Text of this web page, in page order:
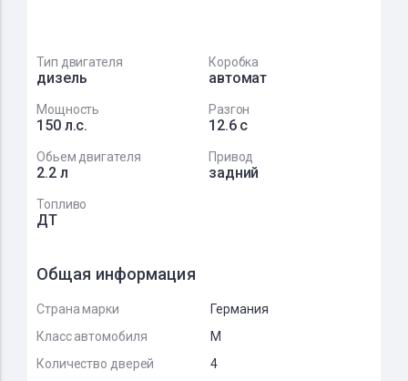
Тип двигателя
дизель
Коробка
автомат
Мощность
150 л.с.
Разгон
12.6 с
Обьем двигателя
2.2 л
Привод
задний
Топливо
ДТ
Общая информация
Страна марки
Германия
Класс автомобиля
M
Количество дверей
4